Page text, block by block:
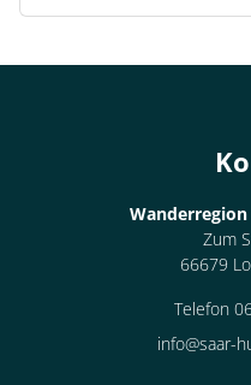
Wanderregion
Zum
66679
Telefon
info@saar-